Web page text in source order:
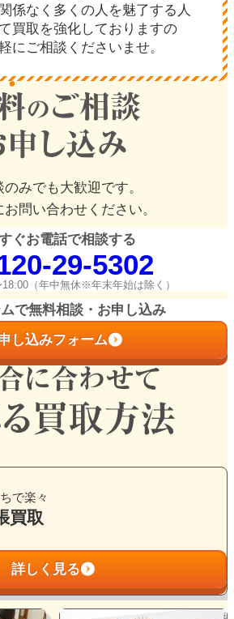
係なく多くの人を魅了する人
買取を強化しておりますの
にご相談くださいませ。
のみでも大歓迎です。
問い合わせください。
ぐお電話で相談する
29-5302
（年中無休※年末年始は除く）
で無料相談・お申し込み
し込みフォーム
で楽々
買取
詳しく見る